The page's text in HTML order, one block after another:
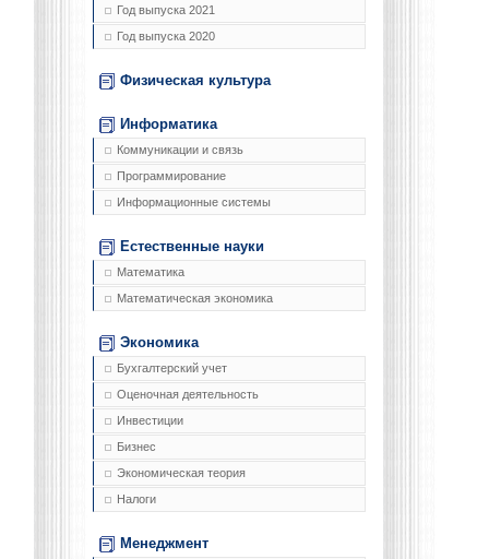
Год выпуска 2021
Год выпуска 2020
Физическая культура
Информатика
Коммуникации и связь
Программирование
Информационные системы
Естественные науки
Математика
Математическая экономика
Экономика
Бухгалтерский учет
Оценочная деятельность
Инвестиции
Бизнес
Экономическая теория
Налоги
Менеджмент